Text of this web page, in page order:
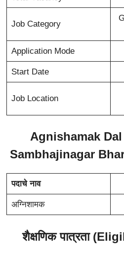
Job Category
Application Mode
Start Date
Job Location
Agnishamak
Sambhajinagar
पदाचे नाव
अग्निशामक
शैक्षणिक पात्रता